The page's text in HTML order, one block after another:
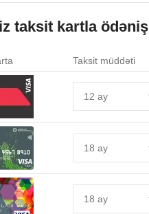
taksit kartla ödəniş
Taksit müddəti